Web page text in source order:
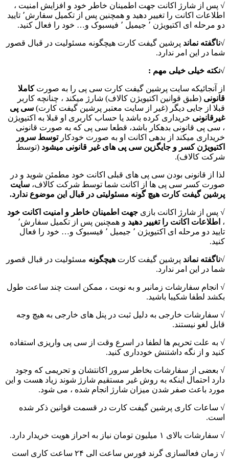
√ پس از شارژ اکانت جهت اطمینان خاطر خود و افزایش امنیت ،
اطلاعات اکانت را تغییر دهید و همچنین پس از تکمیل سفارش٬ تایید
دو مرحله ای اکتیویژن ٬ جیمیل ٬ فیسبوک و… خود را فعال کنید.
√ناگفته نماند پرشین گیفت کارت هیچگونه مسئولیت در قبال قصور
شما در این امر ندارد.
√نکته خیلی خیلی مهم :
از آنجائیکه سایت پرشین گیفت کارت سی پی را به صورتکاملا
قانونی (طبق قوانین اکتیویژن کالاف) شارژ میکند ، چنانچه کاربر
قبلا از جایی دیگر (غیر از سایت معتبر پرشین گیفت کارت) سی پی
غیرقانونی خریداری کرده باشد یا حساب کاربری او قبلا به اکتیویژن
، سی پی قانونی بدهکار باشد، قطعا سی پی که به صورت قانونی
خریداری میکند از بدهی اکانت او به صورت خودکارتوسط سرور
اکتیویژن کسر و جایگزین سی پی های غیر قانونی میشود (توسط
شرکت کالاف).
لذا از قانونی بودن سی پی های قبلی اکانت خود مطمئن شوید و در
صورت کسر سی پی ها از اکانت شما توسط شرکت کالاف، سایت
پرشین گیفت کارت هیچ گونه مسئولیتی در قبال این موضوع ندارد.
√ پس از شارژ اکانت بازی جهت اطمینان خاطر و امنیت اکانت خود
، اطلاعات اکانت را تغییر دهید
و همچنین پس از تکمیل سفارش٬
تایید دو مرحله ای اکتیویژن ٬ جیمیل ٬ فیسبوک و… خود را فعال
کنید.
√ناگفته نماند پرشین گیفت کارت هیچگونه مسئولیت در قبال قصور
شما در این امر ندارد.
√ انجام سفارشات زمانبر و به نوبت ، ممکن است چند ساعت طول
بکشد لطفا شکیبا باشید.
√ سفارشات خارجی به دلیل ثبت در پنل های خارجی به هیچ وجه
قابل لغو نیستند.
√ به علت تحریم ها لطفا در اسرع وقت از سی پی واریزی استفاده
کنید و از نگه داشتنش خودداری کنید.
√ بعضی از سفارشات بخاطر سرور اکانتشان و تحریمی که وجود
دارد احتمال اینکه به روش غیر مستقیم شارژ شوند زیاد هست و این
مورد باعث صفر شدن میزان شارژ انجام شده ، می شود.
√ ساعات کاری پرشین گیفت کارت در قسمت قوانین ذکر شده
است.
√ سفارشات بالای ۱ میلیون تومان نیاز به احراز هویت خریدار دارد.
√ زمان فعالسازی گرند فورس ساعت الی ۲۴ ساعت کاری است